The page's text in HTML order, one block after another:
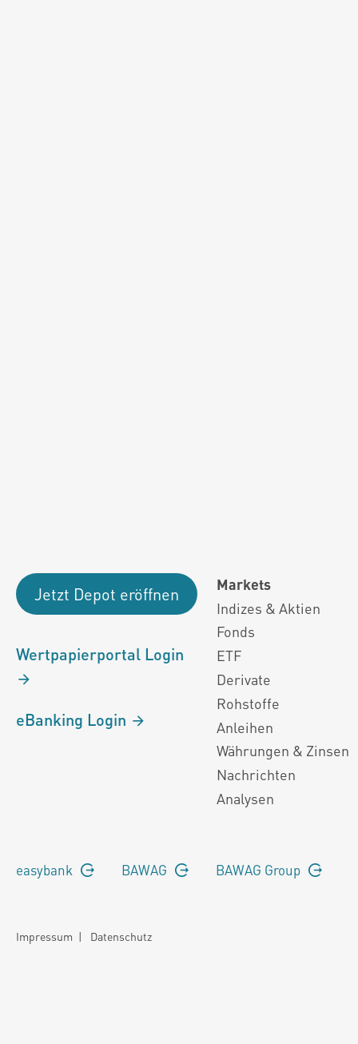
Jetzt Depot eröffnen
Wertpapierportal Login
eBanking Login
Markets
Indizes & Aktien
Fonds
ETF
Derivate
Rohstoffe
Anleihen
Währungen & Zinsen
Nachrichten
Analysen
easybank BAWAG BAWAG Group
Impressum | Datenschutz